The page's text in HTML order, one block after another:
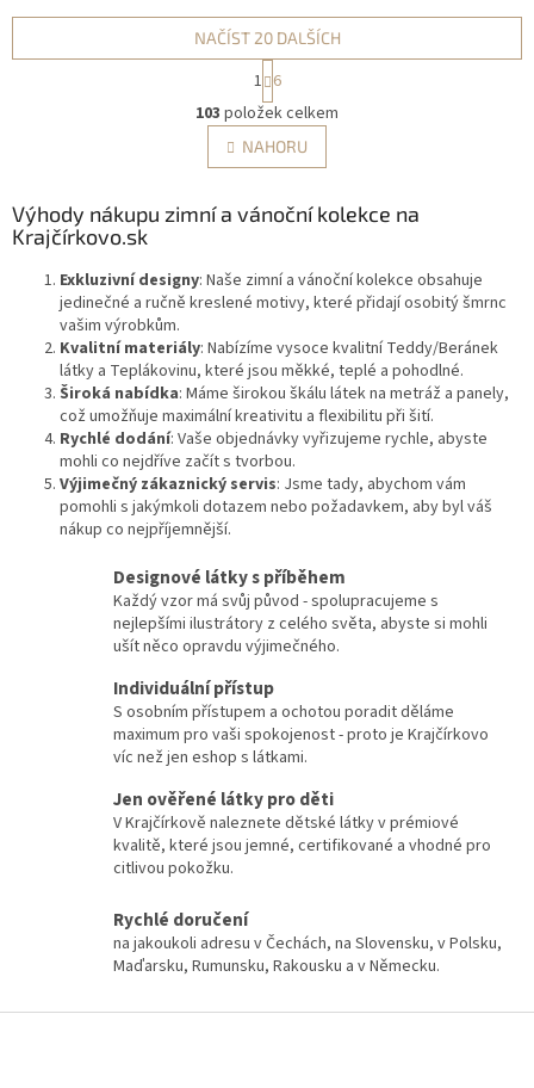
O
v
l
á
a
p
r
k
y
v
ý
p
i
s
u
NAČÍST 20 DALŠÍCH
t
r
á
n
k
v
í
1 6
103 položek celkem
NAHORU
Výhody nákupu zimní a vánoční kolekce na
Krajčírkovo.sk
Exkluzivní designy: Naše zimní a vánoční kolekce obsahuje
jedinečné a ručně kreslené motivy, které přidají osobitý šmrnc
vašim výrobkům.
Kvalitní materiály: Nabízíme vysoce kvalitní Teddy/Beránek
látky a Teplákovinu, které jsou měkké, teplé a pohodlné.
Široká nabídka: Máme širokou škálu látek na metráž a panely,
což umožňuje maximální kreativitu a flexibilitu při šití.
Rychlé dodání: Vaše objednávky vyřizujeme rychle, abyste
mohli co nejdříve začít s tvorbou.
Výjimečný zákaznický servis: Jsme tady, abychom vám
pomohli s jakýmkoli dotazem nebo požadavkem, aby byl váš
nákup co nejpříjemnější.
Designové látky s příběhem
Každý vzor má svůj původ - spolupracujeme s
nejlepšími ilustrátory z celého světa, abyste si mohli
ušít něco opravdu výjimečného.
Individuální přístup
S osobním přístupem a ochotou poradit děláme
maximum pro vaši spokojenost - proto je Krajčírkovo
víc než jen eshop s látkami.
Jen ověřené látky pro děti
V Krajčírkově naleznete dětské látky v prémiové
kvalitě, které jsou jemné, certifikované a vhodné pro
citlivou pokožku.
Rychlé doručení
na jakoukoli adresu v Čechách, na Slovensku, v Polsku,
Maďarsku, Rumunsku, Rakousku a v Německu.